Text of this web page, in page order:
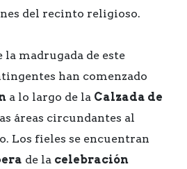
del recinto religioso.
la madrugada de este
han comenzado
a lo largo de la Calzada de
áreas circundantes al
Los fieles se encuentran
de la celebración